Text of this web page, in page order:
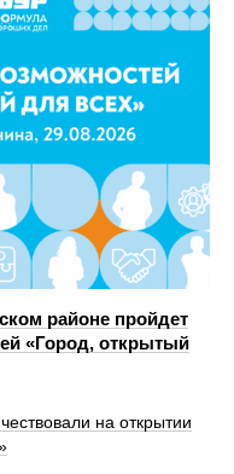
районе пройдет
«Город, открытый
на открытии